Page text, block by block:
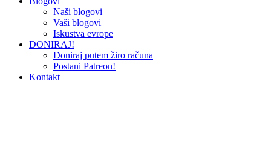
Naši blogovi
Vaši blogovi
Iskustva evrope
DONIRAJ!
Doniraj putem žiro računa
Postani Patreon!
Kontakt